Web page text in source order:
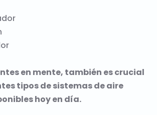
en mente, también es crucial
tipos de sistemas de aire
hoy en día.